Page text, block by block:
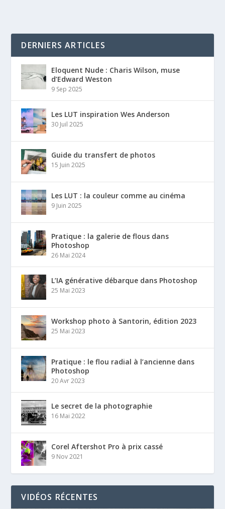
DERNIERS ARTICLES
Eloquent Nude : Charis Wilson, muse
d’Edward Weston
9 Sep 2025
Les LUT inspiration Wes Anderson
30 Juil 2025
Guide du transfert de photos
15 Juin 2025
Les LUT : la couleur comme au cinéma
9 Juin 2025
Pratique : la galerie de flous dans
Photoshop
26 Mai 2024
L’IA générative débarque dans Photoshop
25 Mai 2023
Workshop photo à Santorin, édition 2023
25 Mai 2023
Pratique : le flou radial à l’ancienne dans
Photoshop
20 Avr 2023
Le secret de la photographie
16 Mai 2022
Corel Aftershot Pro à prix cassé
9 Nov 2021
VIDÉOS RÉCENTES